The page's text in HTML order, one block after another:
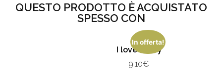
QUESTO PRODOTTO È ACQUISTATO
SPESSO CON
In offerta!
I love Mamy
9.10€